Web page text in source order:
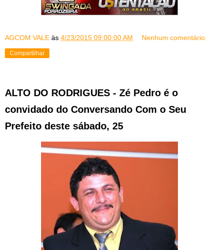
AGCOM VALE às 4/23/2015 09:00:00 AM Nenhum comentário:
Compartilhar
ALTO DO RODRIGUES - Zé Pedro é o
convidado do Conversando Com o Seu
Prefeito deste sábado, 25